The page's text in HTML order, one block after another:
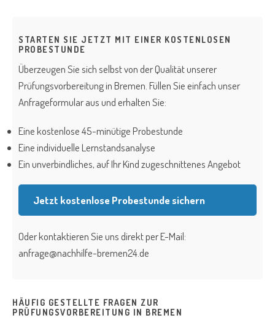
STARTEN SIE JETZT MIT EINER KOSTENLOSEN
PROBESTUNDE
Überzeugen Sie sich selbst von der Qualität unserer
Prüfungsvorbereitung in Bremen. Füllen Sie einfach unser
Anfrageformular aus und erhalten Sie:
Eine kostenlose 45-minütige Probestunde
Eine individuelle Lernstandsanalyse
Ein unverbindliches, auf Ihr Kind zugeschnittenes Angebot
Jetzt kostenlose Probestunde sichern
Oder kontaktieren Sie uns direkt per E-Mail:
anfrage@nachhilfe-bremen24.de
HÄUFIG GESTELLTE FRAGEN ZUR
PRÜFUNGSVORBEREITUNG IN BREMEN